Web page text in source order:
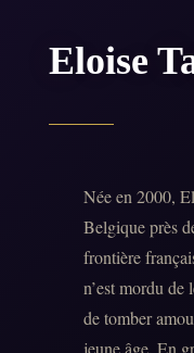
Eloise
Née en 2000,
Belgique près
frontière
n’est mordu de
de tomber
jeune âge. En